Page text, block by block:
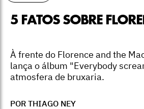
5 FATOS SOBRE
À frente do Florence and the
lança o álbum "Everybody
atmosfera de bruxaria.
POR THIAGO NEY